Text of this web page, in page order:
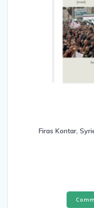
Firas Kontar,